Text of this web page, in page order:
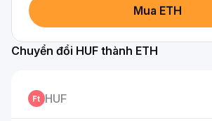
Mua ETH
Chuyển đổi HUF thành ETH
HUF